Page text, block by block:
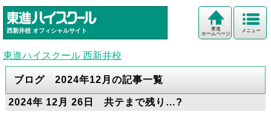
西新井校 オフィシャルサイト メニュー
東進
ホームページ
東進ハイスクール 西新井校
ブログ 2024年12月の記事一覧
2024年 12月 26日 共テまで残り…?